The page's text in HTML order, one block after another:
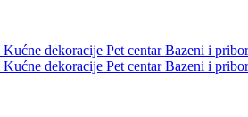
Kućne dekoracije Pet centarBazeni i pribor
Kućne dekoracije Pet centarBazeni i pribor